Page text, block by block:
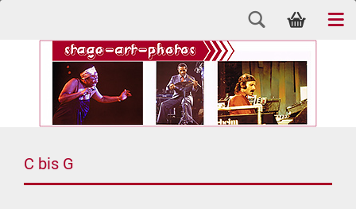
C bis G